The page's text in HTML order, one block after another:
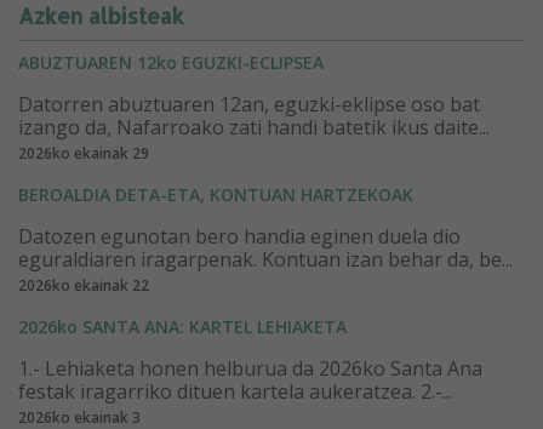
Azken albisteak
ABUZTUAREN 12ko EGUZKI-ECLIPSEA
Datorren abuztuaren 12an, eguzki-eklipse oso bat
izango da, Nafarroako zati handi batetik ikus daite...
2026ko ekainak 29
BEROALDIA DETA-ETA, KONTUAN HARTZEKOAK
Datozen egunotan bero handia eginen duela dio
eguraldiaren iragarpenak. Kontuan izan behar da, be...
2026ko ekainak 22
2026ko SANTA ANA: KARTEL LEHIAKETA
1.- Lehiaketa honen helburua da 2026ko Santa Ana
festak iragarriko dituen kartela aukeratzea. 2.-...
2026ko ekainak 3